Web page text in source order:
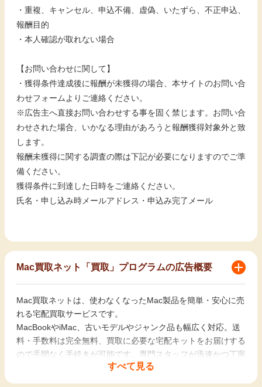
・重複、キャンセル、申込不備、虚偽、いたずら、不正申込、
報酬目的
・本人確認が取れない場合
【お問い合わせに関して】
・獲得条件達成後に報酬が未獲得の場合、本サイトのお問い合
わせフォームよりご連絡ください。
※広告主へ直接お問い合わせする事を固く禁じます。お問い合
わせされた場合、いかなる理由があろうと報酬獲得対象外と致
します。
報酬未獲得に関する調査の際は下記が必要になりますのでご準
備ください。
獲得条件に到達した日時をご連絡ください。
氏名・申し込み時メールアドレス・申込み完了メール
すべて見る
Mac買取ネット「買取」プログラムの広告概要
Mac買取ネットは、使わなくなったMac製品を簡単・安心に売
れる宅配買取サービスです。
MacBookやiMac、古いモデルやジャンク品も幅広く対応。送
料・手数料は完全無料、買取に必要な宅配キットをお届けする
ので手間なく手続きが可能です。専門スタッフが迅速かつ丁寧
に査定し、業界トップクラスの買取価格をお約束！不要なデバ
イスを現金化してお部屋の整理や最新モデルへの買い替えにも